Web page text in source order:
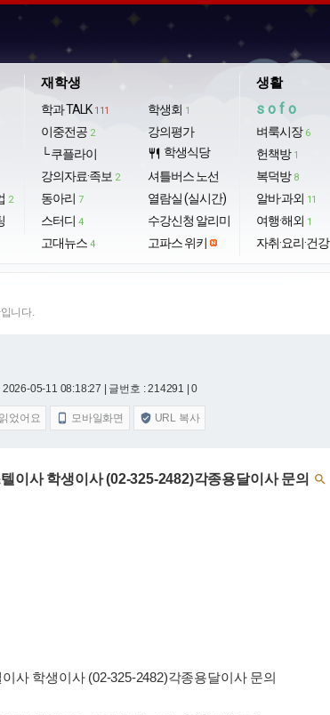
2
재학생
학과 TALK 111
이중전공 2
└ 쿠플라이
강의자료·족보 2
동아리 7
스터디 4
고대뉴스 4
학생회 1
강의평가
restaurant 학생식당
셔틀버스 노선
열람실 (실시간)
수강신청 알리미
고파스 위키
생활
sofo
벼룩시장 6
헌책방 1
복덕방 8
알바·과외 11
여행·해외 1
자취·요리·건강
니다.
2026-05-11 08:18:27 | 글번호 : 214291 | 0
었어요  모바일화면  URL 복사
이사 학생이사 (02-325-2482)각종용달이사 문의 
사 학생이사 (02-325-2482)각종용달이사 문의